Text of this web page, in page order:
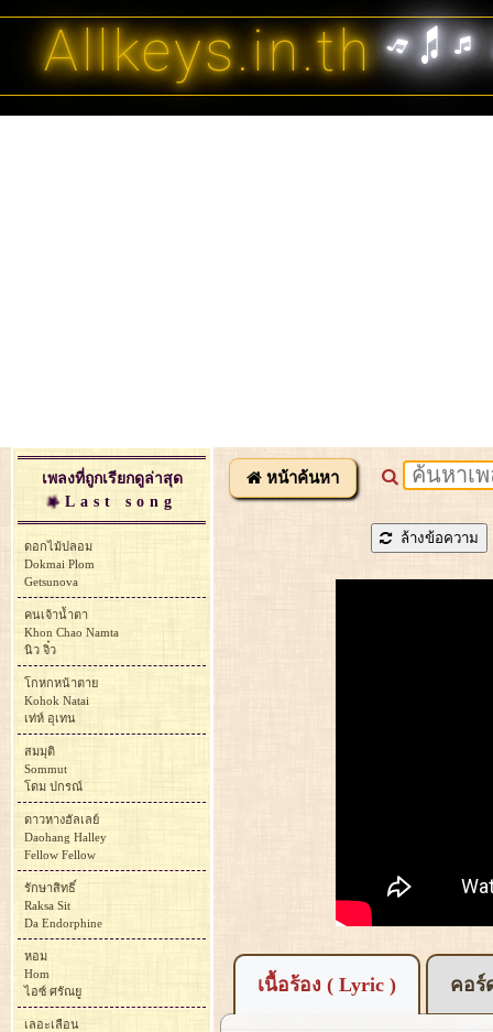
Allkeys.in.th
หน้าค้นหา
ล้างข้อความ
เนื้อร้อง ( Lyric ) คอร์
เพลงที่ถูกเรียกดูล่าสุด
Last song
ดอกไม้ปลอม
Dokmai Plom
Getsunova
คนเจ้าน้ำตา
Khon Chao Namta
นิว จิ๋ว
โกหกหน้าตาย
Kohok Natai
เท่ห์ อุเทน
สมมุติ
Sommut
โดม ปกรณ์
ดาวหางฮัลเลย์
Daohang Halley
Fellow Fellow
รักษาสิทธิ์
Raksa Sit
Da Endorphine
หอม
Hom
ไอซ์ ศรัณยู
เลอะเลือน